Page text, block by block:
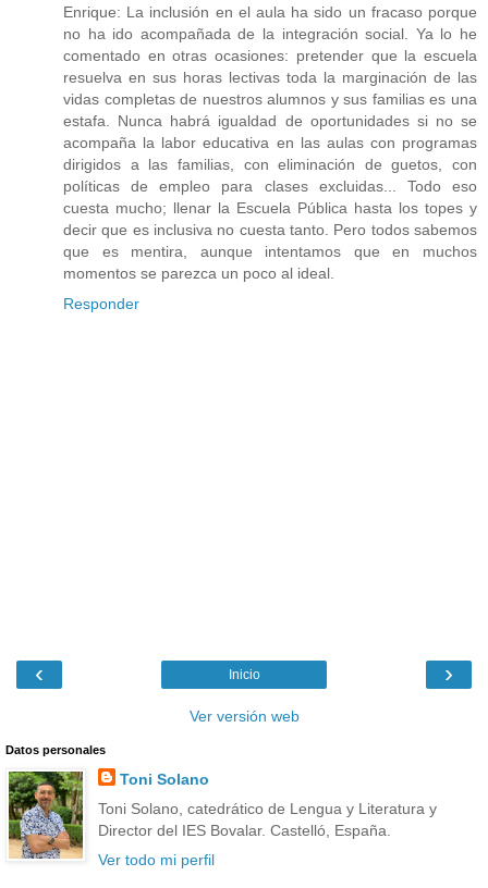
Enrique: La inclusión en el aula ha sido un fracaso porque
no ha ido acompañada de la integración social. Ya lo he
comentado en otras ocasiones: pretender que la escuela
resuelva en sus horas lectivas toda la marginación de las
vidas completas de nuestros alumnos y sus familias es una
estafa. Nunca habrá igualdad de oportunidades si no se
acompaña la labor educativa en las aulas con programas
dirigidos a las familias, con eliminación de guetos, con
políticas de empleo para clases excluidas... Todo eso
cuesta mucho; llenar la Escuela Pública hasta los topes y
decir que es inclusiva no cuesta tanto. Pero todos sabemos
que es mentira, aunque intentamos que en muchos
momentos se parezca un poco al ideal.
Responder
‹ ›
Inicio
Ver versión web
Datos personales
Toni Solano
Toni Solano, catedrático de Lengua y Literatura y
Director del IES Bovalar. Castelló, España.
Ver todo mi perfil